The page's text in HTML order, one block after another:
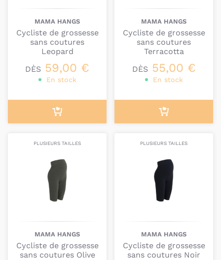
Nous sélectionons volontairement des marques qui
conçoivent des vêtements qui vivent longtemps,
sans perdre de leur qualité et de leur beauté.
MAMA HANGS
Cycliste de grossesse
sans coutures
Leopard
DÈS 59,00 €
En stock
MAMA HANGS
Cycliste de grossesse
sans coutures
Terracotta
DÈS 55,00 €
En stock
PLUSIEURS TAILLES
MAMA HANGS
Cycliste de grossesse
sans coutures Olive
PLUSIEURS TAILLES
MAMA HANGS
Cycliste de grossesse
sans coutures Noir